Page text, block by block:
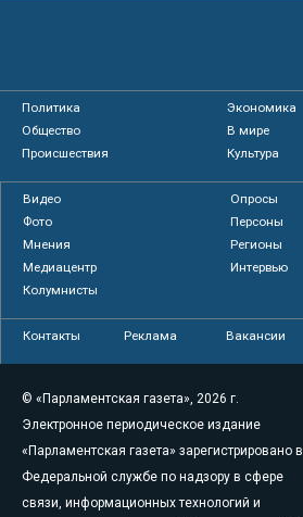
Политика
Экономика
Общество
В мире
Происшествия
Культура
Видео
Опросы
Фото
Персоны
Мнения
Регионы
Медиацентр
Интервью
Колумнисты
Контакты Реклама Вакансии
© «Парламентская газета», 2026 г.
Электронное периодическое издание
«Парламентская газета» зарегистрировано в
Федеральной службе по надзору в сфере
связи, информационных технологий и